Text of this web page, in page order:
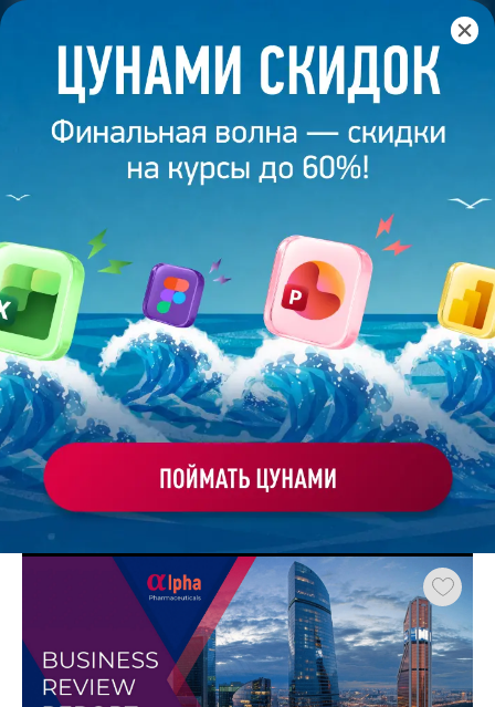
Главная /Банк слайдов / Презентация 394 – Работа
выполнена выпускником академии презентаций
Bonnie&Slide
ПРЕЗЕНТАЦИЯ 394 – РАБОТА
ВЫПОЛНЕНА ВЫПУСКНИКОМ
АКАДЕМИИ ПРЕЗЕНТАЦИЙ
BONNIE&SLIDE
Моё избранное
Работа
студента
ХОЧУ ЗАКАЗАТЬ ТАКУЮ ПРЕЗЕНТАЦИЮ